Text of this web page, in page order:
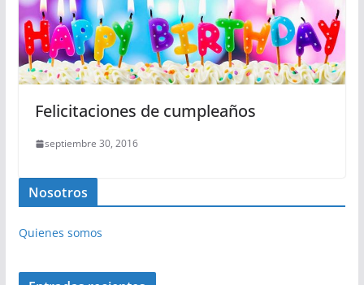
Felicitaciones de cumpleaños
septiembre 30, 2016
Nosotros
Quienes somos